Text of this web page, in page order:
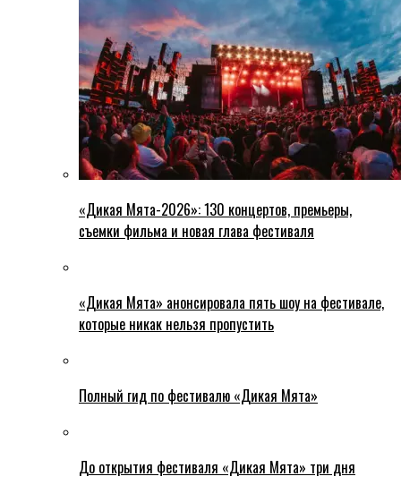
«Дикая Мята-2026»: 130 концертов, премьеры,
съемки фильма и новая глава фестиваля
«Дикая Мята» анонсировала пять шоу на фестивале,
которые никак нельзя пропустить
Полный гид по фестивалю «Дикая Мята»
До открытия фестиваля «Дикая Мята» три дня